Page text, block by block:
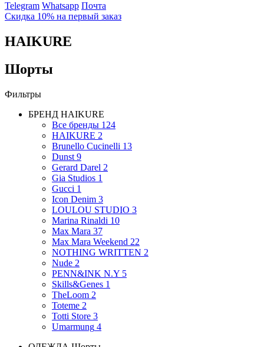
Telegram Whatsapp Почта
Скидка 10% на первый заказ
HAIKURE
Шорты
Фильтры
БРЕНД HAIKURE
Все бренды 124
HAIKURE 2
Brunello Cucinelli 13
Dunst 9
Gerard Darel 2
Gia Studios 1
Gucci 1
Icon Denim 3
LOULOU STUDIO 3
Marina Rinaldi 10
Max Mara 37
Max Mara Weekend 22
NOTHING WRITTEN 2
Nude 2
PENN&INK N.Y 5
Skills&Genes 1
TheLoom 2
Toteme 2
Totti Store 3
Umarmung 4